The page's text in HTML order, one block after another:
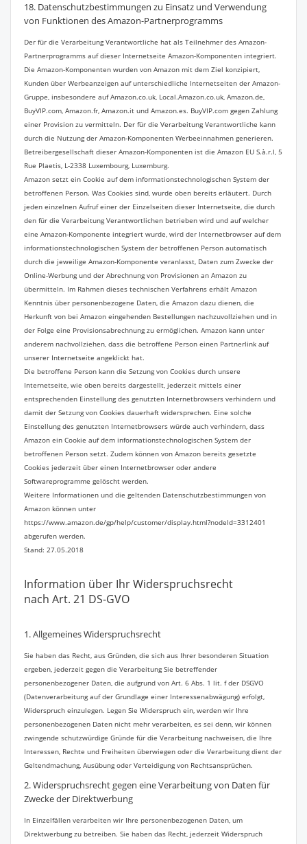
18. Datenschutzbestimmungen zu Einsatz und Verwendung
von Funktionen des Amazon-Partnerprogramms
Der für die Verarbeitung Verantwortliche hat als Teilnehmer des Amazon-
Partnerprogramms auf dieser Internetseite Amazon-Komponenten integriert.
Die Amazon-Komponenten wurden von Amazon mit dem Ziel konzipiert,
Kunden über Werbeanzeigen auf unterschiedliche Internetseiten der Amazon-
Gruppe, insbesondere auf Amazon.co.uk, Local.Amazon.co.uk, Amazon.de,
BuyVIP.com, Amazon.fr, Amazon.it und Amazon.es. BuyVIP.com gegen Zahlung
einer Provision zu vermitteln. Der für die Verarbeitung Verantwortliche kann
durch die Nutzung der Amazon-Komponenten Werbeeinnahmen generieren.
Betreibergesellschaft dieser Amazon-Komponenten ist die Amazon EU S.à.r.l, 5
Rue Plaetis, L-2338 Luxembourg, Luxemburg.
Amazon setzt ein Cookie auf dem informationstechnologischen System der
betroffenen Person. Was Cookies sind, wurde oben bereits erläutert. Durch
jeden einzelnen Aufruf einer der Einzelseiten dieser Internetseite, die durch
den für die Verarbeitung Verantwortlichen betrieben wird und auf welcher
eine Amazon-Komponente integriert wurde, wird der Internetbrowser auf dem
informationstechnologischen System der betroffenen Person automatisch
durch die jeweilige Amazon-Komponente veranlasst, Daten zum Zwecke der
Online-Werbung und der Abrechnung von Provisionen an Amazon zu
übermitteln. Im Rahmen dieses technischen Verfahrens erhält Amazon
Kenntnis über personenbezogene Daten, die Amazon dazu dienen, die
Herkunft von bei Amazon eingehenden Bestellungen nachzuvollziehen und in
der Folge eine Provisionsabrechnung zu ermöglichen. Amazon kann unter
anderem nachvollziehen, dass die betroffene Person einen Partnerlink auf
unserer Internetseite angeklickt hat.
Die betroffene Person kann die Setzung von Cookies durch unsere
Internetseite, wie oben bereits dargestellt, jederzeit mittels einer
entsprechenden Einstellung des genutzten Internetbrowsers verhindern und
damit der Setzung von Cookies dauerhaft widersprechen. Eine solche
Einstellung des genutzten Internetbrowsers würde auch verhindern, dass
Amazon ein Cookie auf dem informationstechnologischen System der
betroffenen Person setzt. Zudem können von Amazon bereits gesetzte
Cookies jederzeit über einen Internetbrowser oder andere
Softwareprogramme gelöscht werden.
Weitere Informationen und die geltenden Datenschutzbestimmungen von
Amazon können unter
https://www.amazon.de/gp/help/customer/display.html?nodeId=3312401
abgerufen werden.
Stand: 27.05.2018
Information über Ihr Widerspruchsrecht
nach Art. 21 DS-GVO
1. Allgemeines Widerspruchsrecht
Sie haben das Recht, aus Gründen, die sich aus Ihrer besonderen Situation
ergeben, jederzeit gegen die Verarbeitung Sie betreffender
personenbezogener Daten, die aufgrund von Art. 6 Abs. 1 lit. f der DSGVO
(Datenverarbeitung auf der Grundlage einer Interessenabwägung) erfolgt,
Widerspruch einzulegen. Legen Sie Widerspruch ein, werden wir Ihre
personenbezogenen Daten nicht mehr verarbeiten, es sei denn, wir können
zwingende schutzwürdige Gründe für die Verarbeitung nachweisen, die Ihre
Interessen, Rechte und Freiheiten überwiegen oder die Verarbeitung dient der
Geltendmachung, Ausübung oder Verteidigung von Rechtsansprüchen.
2. Widerspruchsrecht gegen eine Verarbeitung von Daten für
Zwecke der Direktwerbung
In Einzelfällen verarbeiten wir Ihre personenbezogenen Daten, um
Direktwerbung zu betreiben. Sie haben das Recht, jederzeit Widerspruch